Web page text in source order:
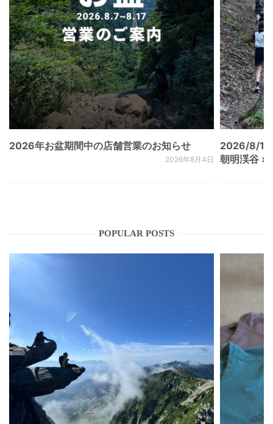
2026年お盆期間中の店舗営業のお知らせ
2026年8月4日
2026/8/
朝明渓谷 ×
POPULAR POSTS